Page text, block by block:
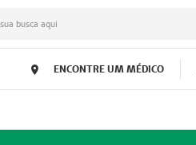
busca aqui
ENCONTRE UM MÉDICO